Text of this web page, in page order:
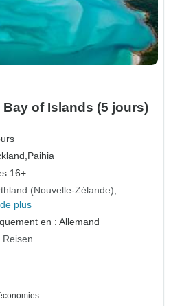
of Islands (5 jours)
Paihia
16+
(Nouvelle-Zélande)
plus
en : Allemand
Reisen